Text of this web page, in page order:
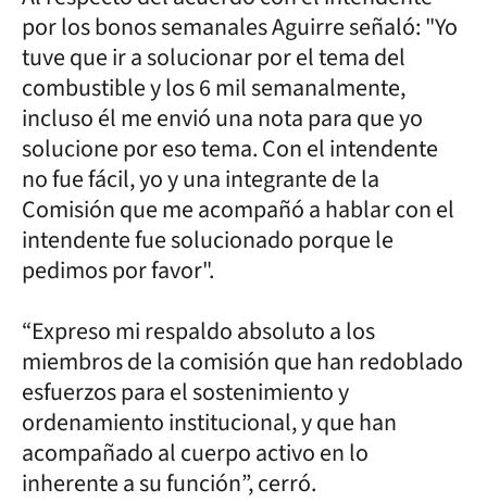
por los bonos semanales Aguirre señaló: "Yo
tuve que ir a solucionar por el tema del
combustible y los 6 mil semanalmente,
incluso él me envió una nota para que yo
solucione por eso tema. Con el intendente
no fue fácil, yo y una integrante de la
Comisión que me acompañó a hablar con el
intendente fue solucionado porque le
pedimos por favor".
“Expreso mi respaldo absoluto a los
miembros de la comisión que han redoblado
esfuerzos para el sostenimiento y
ordenamiento institucional, y que han
acompañado al cuerpo activo en lo
inherente a su función”, cerró.